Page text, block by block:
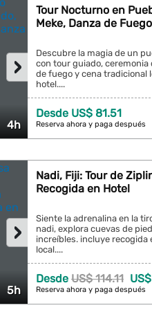
4h
›
Tour Nocturno en
Meke, Danza de
Descubre la magia de un
con tour guiado, ceremonia
de fuego y cena tradicional
hotel....
Desde US$ 81.51
Reserva ahora y paga después
5h
›
Nadi, Fiji: Tour de
Recogida en Hotel
Siente la adrenalina en la
nadi, explora cuevas de
increíbles. incluye recogida
local....
Desde US$ 114.11
Reserva ahora y paga después